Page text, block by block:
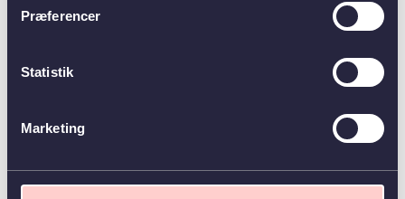
Præferencer
Statistik
Marketing
Hele Danmark
gfforsikring.dk
E-mail
E-mail